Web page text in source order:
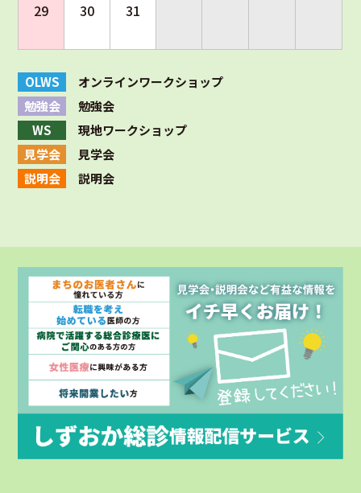
29 30 31
OLWS
オンラインワークショップ
勉強会
勉強会
WS
現地ワークショップ
見学会
見学会
説明会
説明会